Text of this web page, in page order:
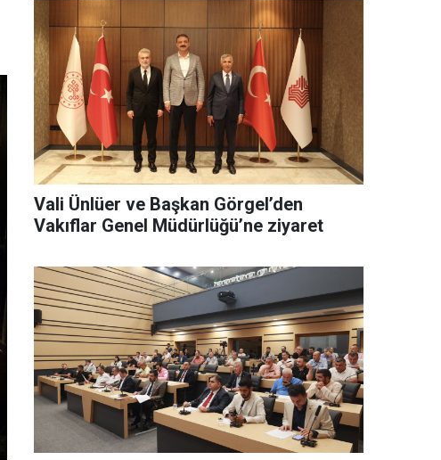
Vali Ünlüer ve Başkan Görgel’den
Vakıflar Genel Müdürlüğü’ne ziyaret